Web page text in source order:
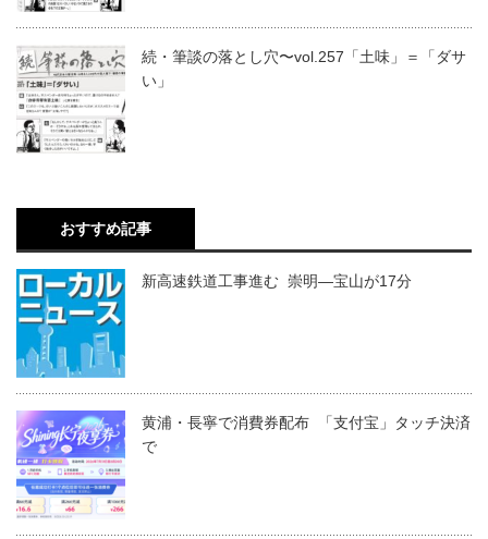
続・筆談の落とし穴〜vol.257「土味」＝「ダサ
い」
おすすめ記事
新高速鉄道工事進む 崇明―宝山が17分
黄浦・長寧で消費券配布 「支付宝」タッチ決済
で